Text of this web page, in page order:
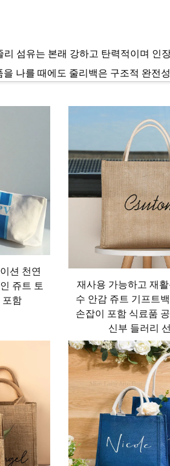
섬유는 본래 강하고 탄력적이며 인
나를 때에도 줄리백은 구조적 완전
게 줄리백은 꾸준한 성능을 제공하는
충족시킵니다. 마대자루의 천연적이
다. 따라서 대담하고 다채로운 패턴,
찾을 수 있습니다. 기업들은 이러한
고객이 반복해서 사용하게 되는 이동
메신저백, 공간이 넓은 더플백 등 수
특한 요구에 맞는 마대자루 가방을 찾
냄새가 생기기 쉬운 플라스틱 백과
서 구입한 신선한 식료품, 체육관용
이므로 BPA나 기타 유해 성분을 포
특성은 결로 현상도 방지하므로 베이
벌 옷을 챙길 때에도 쥐트 가방은 물
션 천연
쥬트 토
포함
재사용 가능하고 재
수 안감 쥬트 기프트
손잡이 포함 식료품
신부 들러리